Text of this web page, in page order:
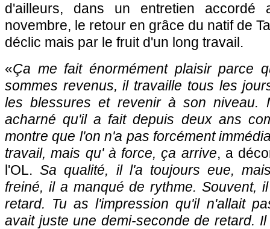
d'ailleurs, dans un entretien accordé
novembre, le retour en grâce du natif de
déclic mais par le fruit d'un long travail.
«Ça me fait énormément plaisir parce
sommes revenus, il travaille tous les
les blessures et revenir à son niveau.
acharné qu'il a fait depuis deux ans
montre que l'on n'a pas forcément
travail, mais qu' à force, ça arrive, a
l'OL.Sa qualité, il l'a toujours eue,
freiné, il a manqué de rythme. Souvent,
retard. Tu as l'impression qu'il n'allait
avait juste une demi-seconde de retard.